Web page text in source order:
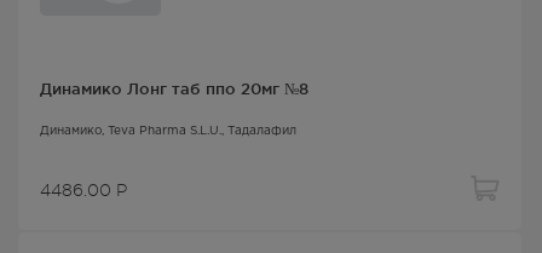
Динамико Лонг таб ппо 20мг №8
Динамико, Teva Pharma S.L.U., Тадалафил
4486.00 Р